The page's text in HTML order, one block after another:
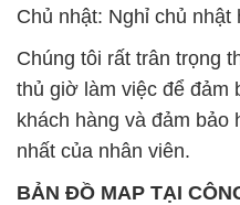
Chủ nhật: Nghỉ chủ nhật
Chúng tôi rất trân trọng
thủ giờ làm việc để đảm
khách hàng và đảm bảo
nhất của nhân viên.
BẢN ĐỒ MAP TẠI